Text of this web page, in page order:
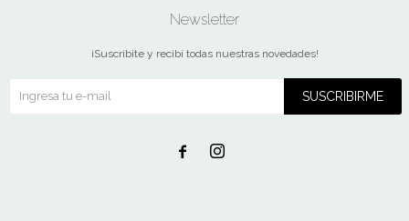
Newsletter
¡Suscribite y recibí todas nuestras novedades!
SUSCRIBIRME
 